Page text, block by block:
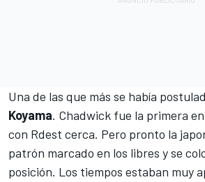
Una de las que más se había
Koyama. Chadwick fue la primera
con Rdest cerca. Pero pronto la
patrón marcado en los libres y se
posición. Los tiempos estaban muy